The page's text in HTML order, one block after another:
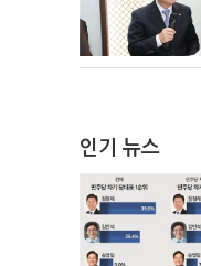
인기 뉴스